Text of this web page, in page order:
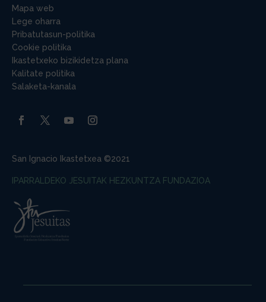
Mapa web
Lege oharra
Pribatutasun-politika
Cookie politika
Ikastetxeko bizikidetza plana
Kalitate politika
Salaketa-kanala
San Ignacio Ikastetxea ©2021
IPARRALDEKO JESUITAK HEZKUNTZA FUNDAZIOA